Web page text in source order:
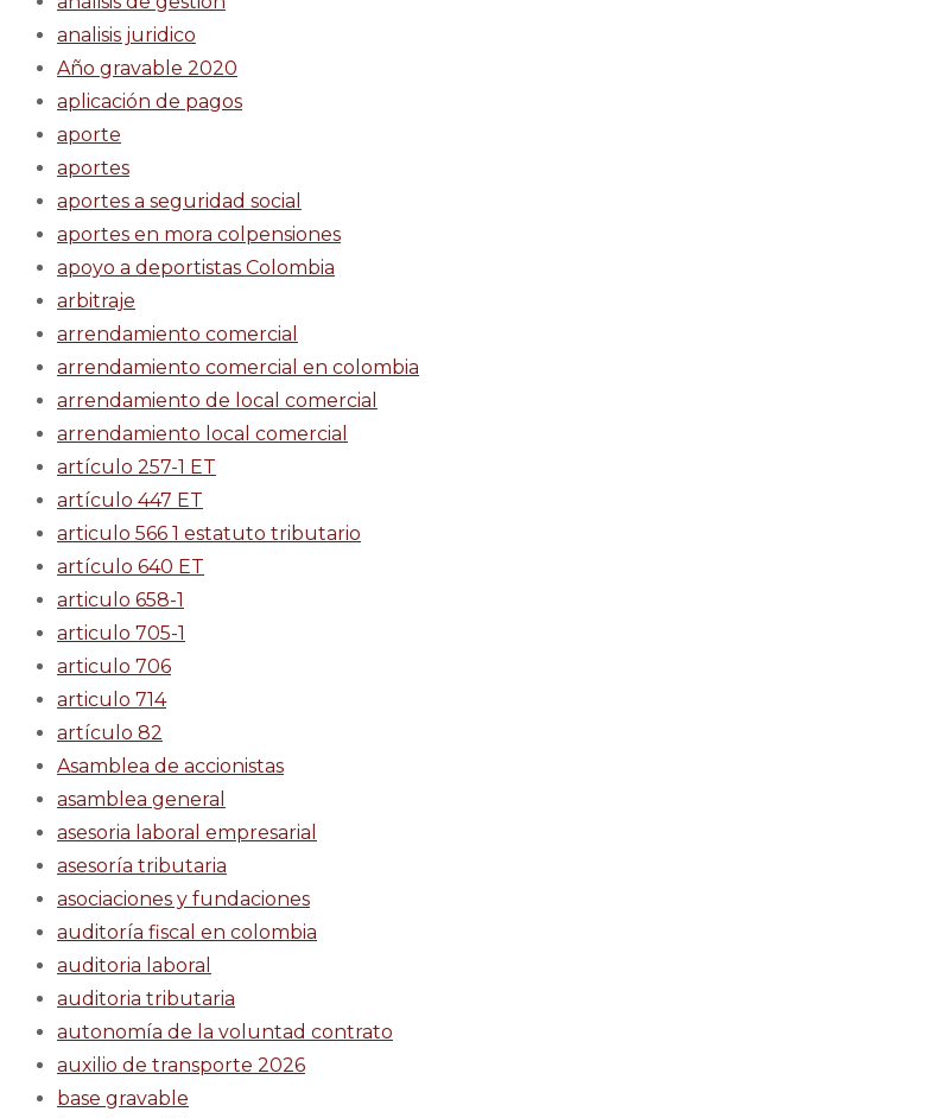
analisis juridico
Año gravable 2020
aplicación de pagos
aporte
aportes
aportes a seguridad social
aportes en mora colpensiones
apoyo a deportistas Colombia
arbitraje
arrendamiento comercial
arrendamiento comercial en colombia
arrendamiento de local comercial
arrendamiento local comercial
artículo 257-1 ET
artículo 447 ET
articulo 566 1 estatuto tributario
artículo 640 ET
articulo 658-1
articulo 705-1
articulo 706
articulo 714
artículo 82
Asamblea de accionistas
asamblea general
asesoria laboral empresarial
asesoría tributaria
asociaciones y fundaciones
auditoría fiscal en colombia
auditoria laboral
auditoria tributaria
autonomía de la voluntad contrato
auxilio de transporte 2026
base gravable